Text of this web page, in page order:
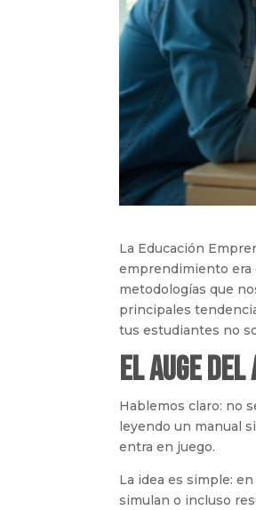
La Educación
emprendimiento era
metodologías que
principales
tus estudiantes no
El auge
Hablemos claro: no
leyendo un manual
entra en juego.
La idea es simple:
simulan o incluso